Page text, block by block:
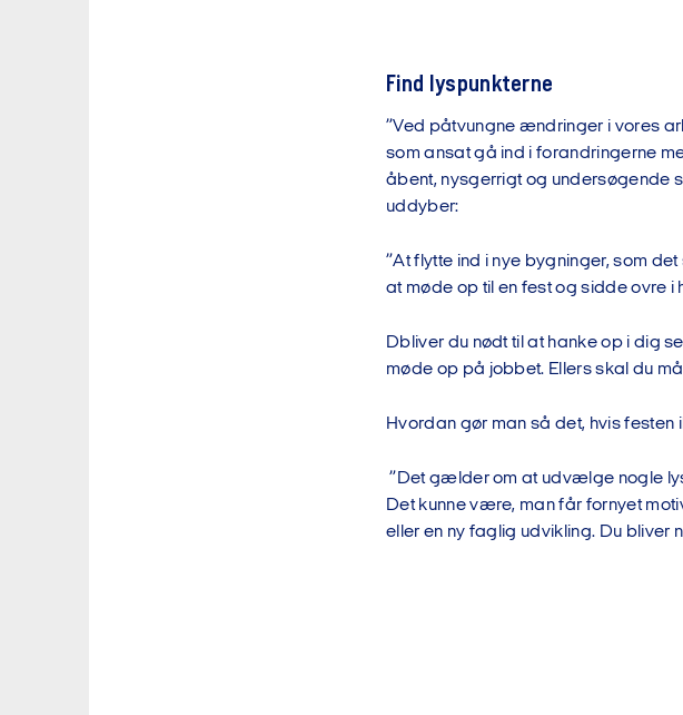
Find lyspunkterne
”Ved påtvungne ændringer i vores
som ansat gå ind i forandringerne
åbent, nysgerrigt og undersøgende
uddyber:
”At flytte ind i nye bygninger, som
at møde op til en fest og sidde ovre i
Dbliver du nødt til at hanke op i dig
møde op på jobbet. Ellers skal du
Hvordan gør man så det, hvis festen
”Det gælder om at udvælge nogle
Det kunne være, man får fornyet
eller en ny faglig udvikling. Du bliver